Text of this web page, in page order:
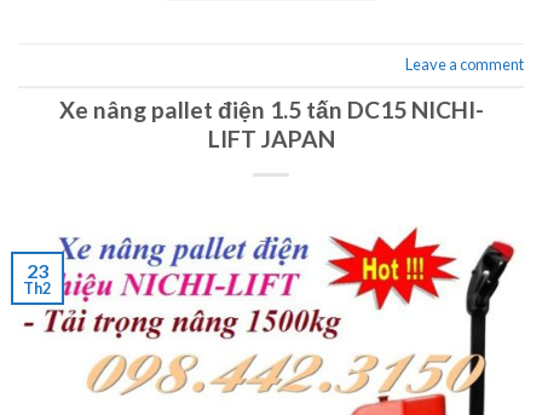
Leave a comment
Xe nâng pallet điện 1.5 tấn DC15 NICHI-
LIFT JAPAN
23
Th2